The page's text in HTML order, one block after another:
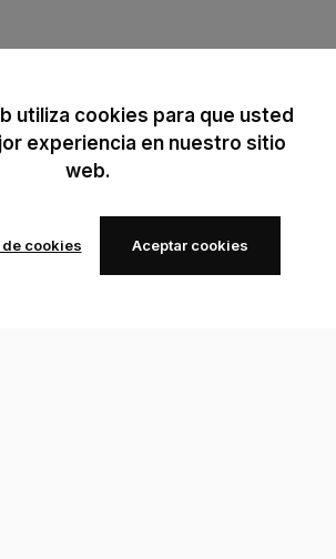
utiliza cookies para que usted
experiencia en nuestro sitio
web.
cookies Aceptar cookies